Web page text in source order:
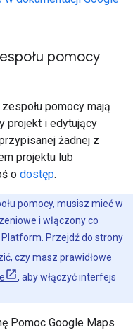
pomocy
pomocy mają
projekt i edytujący
żadnej z
projektu lub
o dostęp.
pomocy, musisz mieć w
i włączony co
Przejdź do strony
czy masz prawidłowe
, aby włączyć interfejs
Pomoc Google Maps